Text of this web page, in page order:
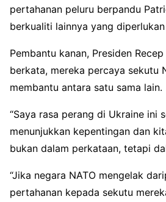
pertahanan peluru berpandu
berkualiti lainnya yang
Pembantu kanan, Presiden
berkata, mereka percaya sekutu
membantu antara satu sama lain.
“Saya rasa perang di Ukraine ini
menunjukkan kepentingan dan
bukan dalam perkataan, tetapi
“Jika negara NATO mengelak
pertahanan kepada sekutu